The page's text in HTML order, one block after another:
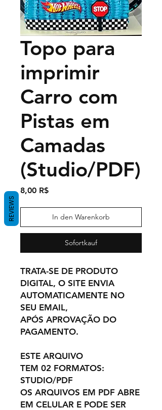
Topo para
imprimir
Carro com
Pistas em
Camadas
(Studio/PDF)
8,00 R$Preis
In den Warenkorb
Sofortkauf
TRATA-SE DE PRODUTO
DIGITAL, O SITE ENVIA
AUTOMATICAMENTE NO
SEU EMAIL,
APÓS APROVAÇÃO DO
PAGAMENTO.
ESTE ARQUIVO
TEM 02 FORMATOS:
STUDIO/PDF
OS ARQUIVOS EM PDF ABRE
EM CELULAR E PODE SER
REVIEWS